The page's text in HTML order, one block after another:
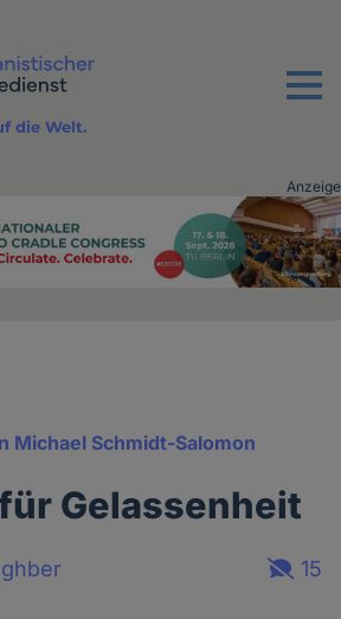
Menu
die Welt.
Anzeige
Michael Schmidt-Salomon
Gelassenheit
15